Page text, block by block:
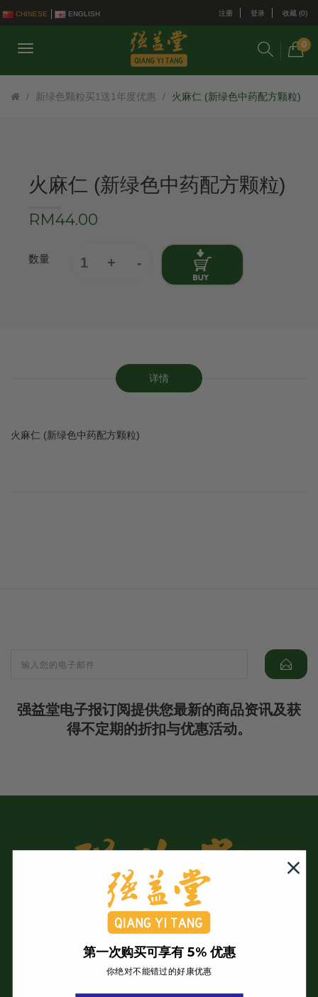
CHINESE ENGLISH 注册 登录 收藏 (0)
0
新绿色颗粒买1送1年度优惠 火麻仁 (新绿色中药配方颗粒)
火麻仁 (新绿色中药配方颗粒)
RM44.00
数量
详情
火麻仁 (新绿色中药配方颗粒)
强益堂电子报订阅提供您最新的商品资讯及获
得不定期的折扣与优惠活动。
强益堂全息中医诊所
第一次购买可享有 5% 优惠
你绝对不能错过的好康优惠